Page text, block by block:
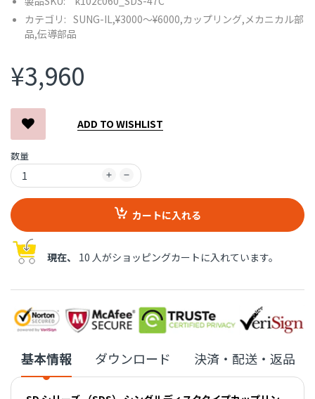
カテゴリ: SUNG-IL,¥3000〜¥6000,カップリング, メカニカル部
品,伝導部品
¥3,960
ADD TO WISHLIST
数量
カートに入れる
現在、 10 人がショッピングカートに入れています。
基本情報 ダウンロード 決済・配送・返品